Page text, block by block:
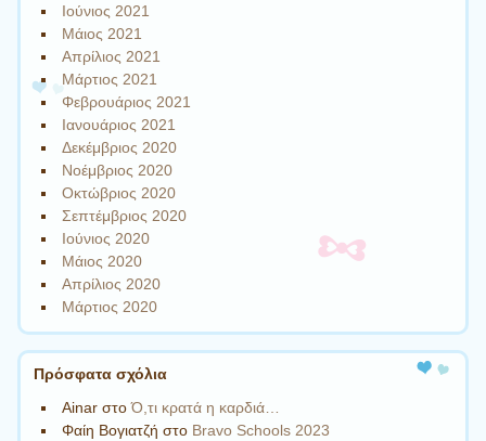
Ιούνιος 2021
Μάιος 2021
Απρίλιος 2021
Μάρτιος 2021
Φεβρουάριος 2021
Ιανουάριος 2021
Δεκέμβριος 2020
Νοέμβριος 2020
Οκτώβριος 2020
Σεπτέμβριος 2020
Ιούνιος 2020
Μάιος 2020
Απρίλιος 2020
Μάρτιος 2020
Πρόσφατα σχόλια
Ainar στοΌ,τι κρατά η καρδιά…
Φαίη Βογιατζή στο Bravo Schools 2023